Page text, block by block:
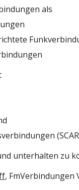
als
unterhalten zu
, FmVerbindungen